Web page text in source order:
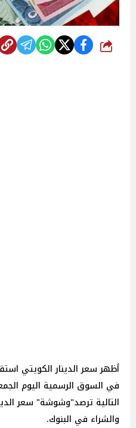
شارك
أظهر سعر الدينار الكويتي
التالية ترصد"وشوشة" سعر
والشراء في البنوك.